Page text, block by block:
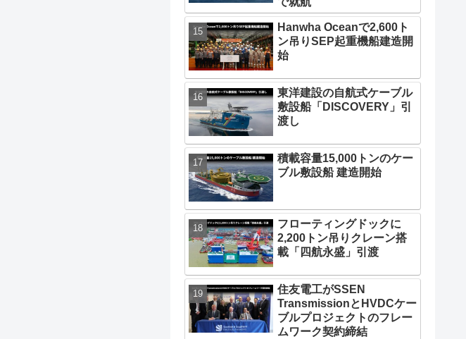
Hanwha Oceanで2,600ト
ン吊りSEP起重機船建造開
始
東洋建設の自航式ケーブル
敷設船「DISCOVERY」引
渡し
積載容量15,000トンのケー
ブル敷設船 建造開始
フローティングドックに
2,200トン吊りクレーン搭
載「四航永盛」引渡
住友電工がSSEN
TransmissionとHVDCケー
ブルプロジェクトのフレー
ムワーク契約締結